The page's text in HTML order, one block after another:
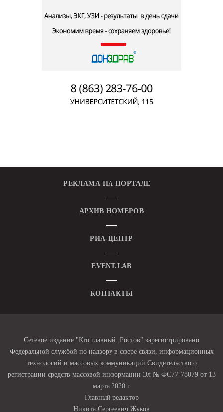
РЕКЛАМА НА ПОРТАЛЕ
АРХИВ НОМЕРОВ
РИА-ЦЕНТР
EVENT.LAB
КОНТАКТЫ
Сетевое издание "Кто главный. Ростов" зарегистрировано
Федеральной службой по надзору в сфере связи, информационных
технологий и массовых коммуникаций Свидетельство о
регистрации средств массовой информации Эл № ФС77-78079 от 13
марта 2020 г
Главный редактор
Никита Сергеевич Жуков